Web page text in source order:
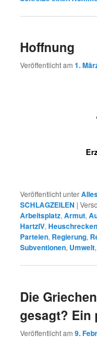
Hoffnung
Veröffentlicht am1.
Veröffentlicht unter
SCHLAGZEILEN |
Arbeitsplatz,Armut,
HartzIV,Heuschrecken
Parteien, Regierung,
Subventionen, Umwelt
Die
gesagt? Ein
Veröffentlicht am9.